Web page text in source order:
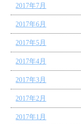
2017年7月
2017年6月
2017年5月
2017年4月
2017年3月
2017年2月
2017年1月